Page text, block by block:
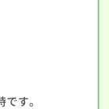
す。